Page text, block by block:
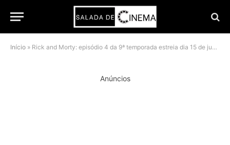
Início » Rick and Morty: episódio 4 da 9ª temporada estreia dia 15 de junho na HBO Max
Anúncios